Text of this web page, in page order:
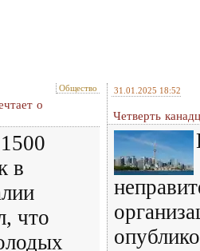
Общество
о
в
что
31.01.2025 18:52
Четверть